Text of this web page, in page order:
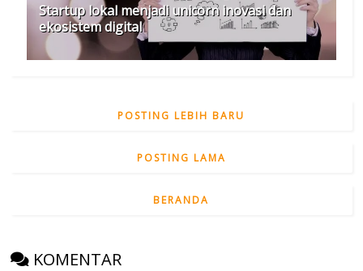
Startup lokal menjadi unicorn inovasi dan
ekosistem digital
POSTING LEBIH BARU
POSTING LAMA
BERANDA
KOMENTAR